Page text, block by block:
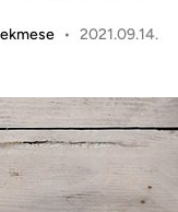
n
h
r
s
• 2021.09.14.